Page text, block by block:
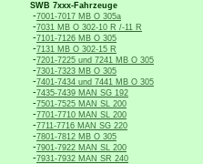
SWB 7xxx-Fahrzeuge
-7001-7017 MB O 305a
-7031 MB O 302-10 R /-11 R
-7101-7126 MB O 305
-7131 MB O 302-15 R
-7201-7225 und 7241 MB O 305
-7301-7323 MB O 305
-7401-7434 und 7441 MB O 305
-7435-7439 MAN SG 192
-7501-7525 MAN SL 200
-7701-7710 MAN SL 200
-7711-7716 MAN SG 220
-7801-7812 MB O 305
-7901-7922 MAN SL 200
-7931-7932 MAN SR 240